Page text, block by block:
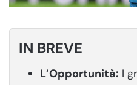
IN BREVE
L’Opportunità: I